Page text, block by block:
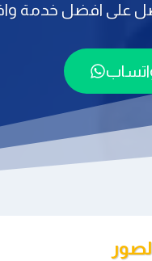
على افضل خدمة